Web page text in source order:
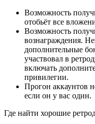
Возможность
отобьёт все
Возможность
вознаграждения.
дополнительные
участвовал в
включать
привилегии.
Прогон аккаунтов
если он у вас один.
Где найти хорошие